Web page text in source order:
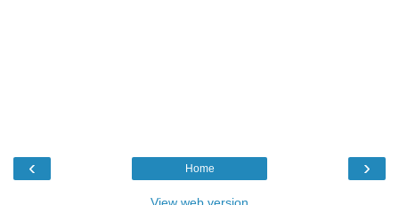
‹ ›
Home